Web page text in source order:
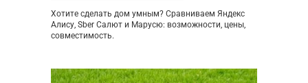
Хотите сделать дом умным? Сравниваем Яндекс
Алису, Sber Салют и Марусю: возможности, цены,
совместимость.